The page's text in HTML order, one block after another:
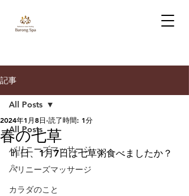
記事
All Posts
バリニーズマッサージ
バリニーズマッサージ
カラダのこと
All Posts
春の七草
2024年1月8日 読了時間: 1分
昨日、1月7日は七草粥食べましたか？
✨